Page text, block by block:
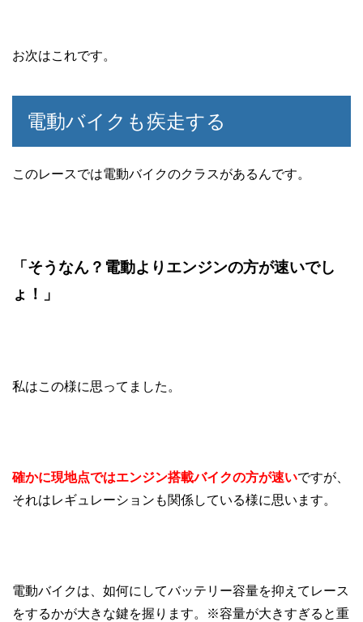
お次はこれです。
電動バイクも疾走する
このレースでは電動バイクのクラスがあるんです。
「そうなん？ 電動よりエンジンの方が速いでし
ょ！」
私はこの様に思ってました。
確かに現地点ではエンジン搭載バイクの方が速いですが、
それはレギュレーションも関係している様に思います。
電動バイクは、如何にしてバッテリー容量を抑えてレース
をするかが大きな鍵を握ります。※容量が大きすぎると重